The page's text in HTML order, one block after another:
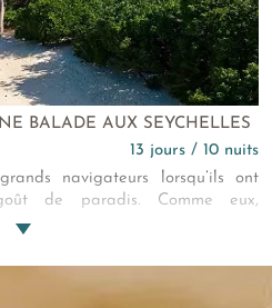
BALADE AUX SEYCHELLES
13 jours / 10 nuits
navigateurs lorsqu’ils ont
de paradis. Comme eux,
nature peut offrir de plus beau
belle lorsqu’elle se décline en
flottants sur l’immensité de